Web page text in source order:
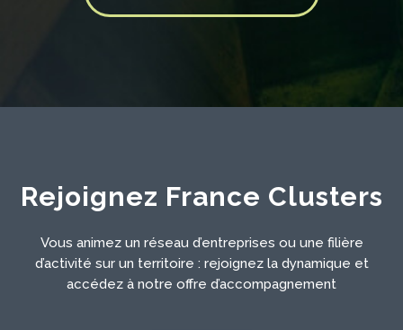
Rejoignez France Clusters
Vous animez un réseau d’entreprises ou une filière
d’activité sur un territoire : rejoignez la dynamique et
accédez à notre offre d’accompagnement